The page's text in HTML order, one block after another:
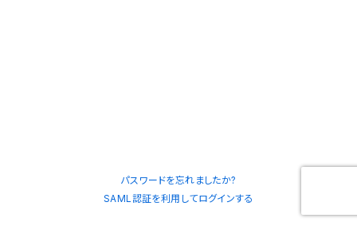
パスワードを忘れましたか?
SAML認証を利用してログインする